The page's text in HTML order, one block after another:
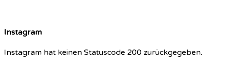
Instagram
Instagram hat keinen Statuscode 200 zurückgegeben.